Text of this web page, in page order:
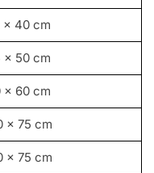
x 40 cm
x 50 cm
x 60 cm
x 75 cm
x 75 cm